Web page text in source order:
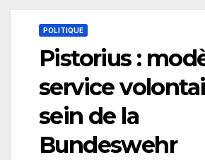
POLITIQUE
Pistorius :
service
sein de la
Bundeswehr